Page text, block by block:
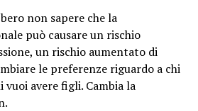
non sapere che la
può causare un rischio
un rischio aumentato di
le preferenze riguardo a chi
vuoi avere figli. Cambia la